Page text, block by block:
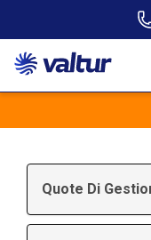
Scegli la
Quote Di